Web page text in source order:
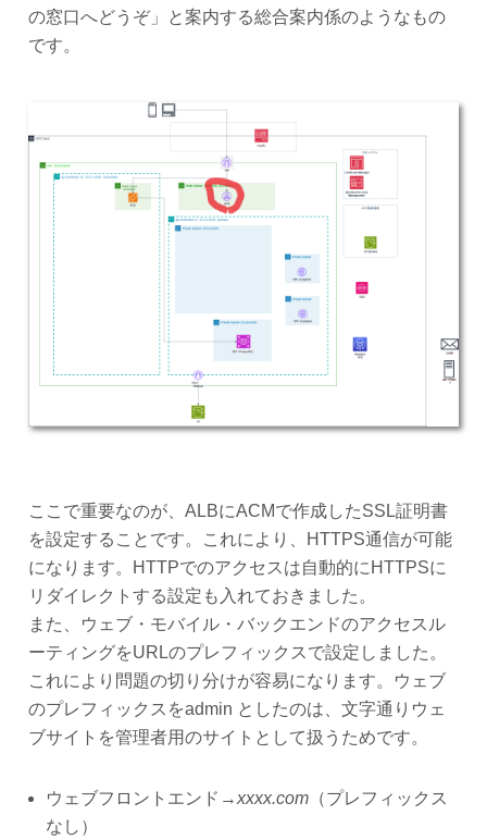
の窓口へどうぞ」と案内する総合案内係のようなもの
です。
ここで重要なのが、ALBにACMで作成したSSL証明書
を設定することです。これにより、HTTPS通信が可能
になります。HTTPでのアクセスは自動的にHTTPSに
リダイレクトする設定も入れておきました。
また、ウェブ・モバイル・バックエンドのアクセスル
ーティングをURLのプレフィックスで設定しました。
これにより問題の切り分けが容易になります。ウェブ
のプレフィックスをadmin としたのは、文字通りウェ
ブサイトを管理者用のサイトとして扱うためです。
ウェブフロントエンド→xxxx.com（プレフィックス
なし）